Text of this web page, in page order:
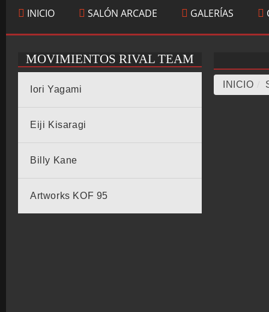
INICIO SALÓN ARCADE GALERÍAS
MOVIMIENTOS RIVAL TEAM
Iori Yagami
Eiji Kisaragi
Billy Kane
Artworks KOF 95
INICIO